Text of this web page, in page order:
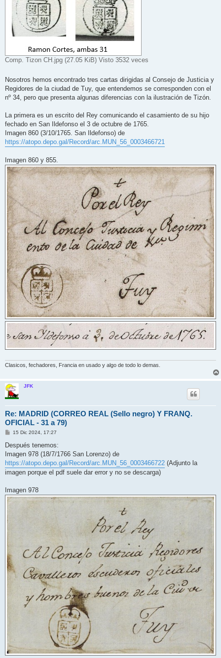
Comp. Tizon CH.jpg (27.05 KiB) Visto 3532 veces
Nosotros hemos encontrado tres cartas dirigidas al Consejo de Justicia y
Regidores de la ciudad de Tuy, que entendemos se corresponden con el
nº 34, pero que presenta algunas diferencias con la ilustración de Tizón.
La primera es un escrito del Rey comunicando el casamiento de su hijo
fechado en San Ildefonso el 3 de octubre de 1765.
Imagen 860 (3/10/1765. San Ildefonso) de
https://atopo.depo.gal/Record/arc.MUN_56_0003466721
Imagen 860 y 855.
Clasicos, fechadores, Francia en usado y algo de todo lo demas.
JFK
Re: MADRID (CORREO REAL (Sello negro) Y FRANQ.
OFICIAL - 31 a 79)
M
n
a
j
e
15 Dic 2024, 17:27
Después tenemos:
Imagen 978 (18/7/1766 San Lorenzo) de
https://atopo.depo.gal/Record/arc.MUN_56_0003466722 (Adjunto la
imagen porque el pdf suele dar error y no se descarga)
Imagen 978